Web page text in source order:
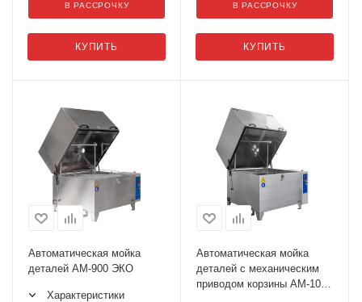
КУПИТЬ
В РАССРОЧКУ
КУПИТЬ
В РАССРОЧКУ
Автоматическая мойка
деталей АМ-900 ЭКО
Характеристики
Автоматическая мойка
деталей с механическим
приводом корзины АМ-1000